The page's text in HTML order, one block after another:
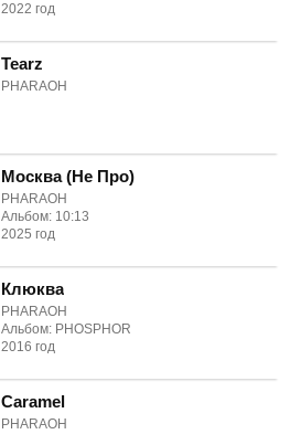
2022 год
Tearz
PHARAOH
Москва (Не Про)
PHARAOH
Альбом: 10:13
2025 год
Клюква
PHARAOH
Альбом: PHOSPHOR
2016 год
Caramel
PHARAOH